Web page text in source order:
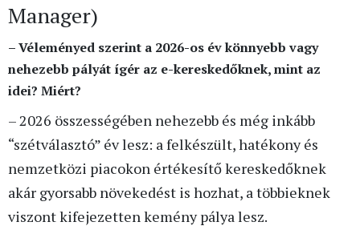
Manager)
– Véleményed szerint a 2026-os év könnyebb vagy
nehezebb pályát ígér az e-kereskedőknek, mint az
idei? Miért?
– 2026 összességében nehezebb és még inkább
“szétválasztó” év lesz: a felkészült, hatékony és
nemzetközi piacokon értékesítő kereskedőknek
akár gyorsabb növekedést is hozhat, a többieknek
viszont kifejezetten kemény pálya lesz.